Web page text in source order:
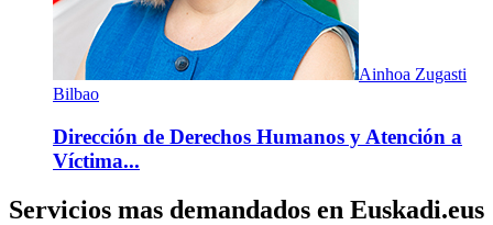
Ainhoa Zugasti
Bilbao
Dirección de Derechos Humanos y Atención a
Víctima...
Servicios mas demandados en Euskadi.eus